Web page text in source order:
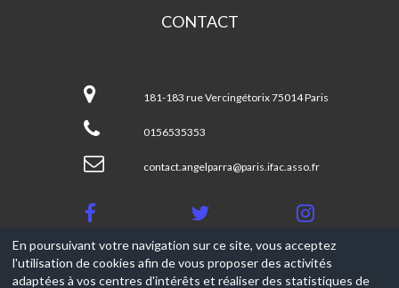
CONTACT
Angel
Parra
181-183 rue Vercingétorix 75014 Paris
0156535353
contact.angelparra@paris.ifac.asso.fr
© 2017-2026, Ce site est propulsé par Aniapps.fr
En poursuivant votre navigation sur ce site, vous acceptez
l'utilisation de cookies afin de vous proposer des activités
adaptées à vos centres d'intérêts et réaliser des statistiques de